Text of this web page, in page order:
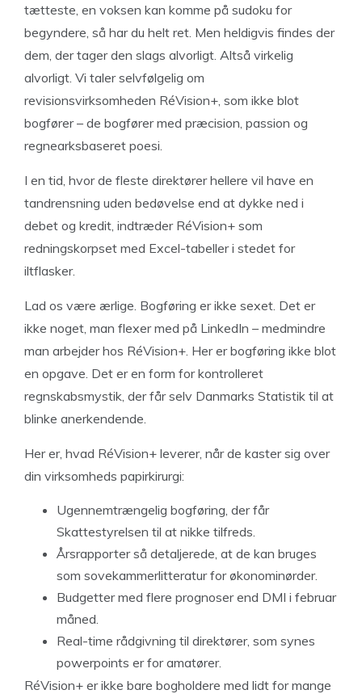
tætteste, en voksen kan komme på sudoku for
begyndere, så har du helt ret. Men heldigvis findes der
dem, der tager den slags alvorligt. Altså virkelig
alvorligt. Vi taler selvfølgelig om
revisionsvirksomheden RéVision+, som ikke blot
bogfører – de bogfører med præcision, passion og
regnearksbaseret poesi.
I en tid, hvor de fleste direktører hellere vil have en
tandrensning uden bedøvelse end at dykke ned i
debet og kredit, indtræder RéVision+ som
redningskorpset med Excel-tabeller i stedet for
iltflasker.
Lad os være ærlige. Bogføring er ikke sexet. Det er
ikke noget, man flexer med på LinkedIn – medmindre
man arbejder hos RéVision+. Her er bogføring ikke blot
en opgave. Det er en form for kontrolleret
regnskabsmystik, der får selv Danmarks Statistik til at
blinke anerkendende.
Her er, hvad RéVision+ leverer, når de kaster sig over
din virksomheds papirkirurgi:
Ugennemtrængelig bogføring, der får
Skattestyrelsen til at nikke tilfreds.
Årsrapporter så detaljerede, at de kan bruges
som sovekammerlitteratur for økonominørder.
Budgetter med flere prognoser end DMI i februar
måned.
Real-time rådgivning til direktører, som synes
powerpoints er for amatører.
RéVision+ er ikke bare bogholdere med lidt for mange